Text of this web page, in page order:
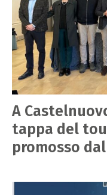
A
tappa del
promosso